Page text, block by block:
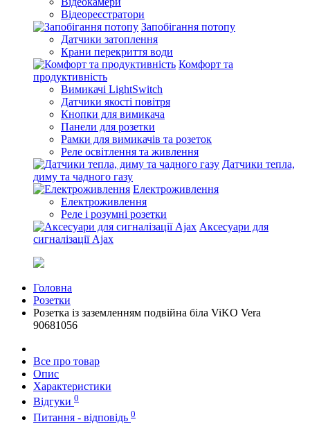
Відеореєстратори
Запобігання потопу
Датчики затоплення
Крани перекриття води
Комфорт та
продуктивність
Вимикачі LightSwitch
Датчики якості повітря
Кнопки для вимикача
Панели для розетки
Рамки для вимикачів та розеток
Реле освітлення та живлення
Датчики тепла,
диму та чадного газу
Електроживлення
Електроживлення
Реле і розумні розетки
Аксесуари для
сигналізації Ajax
Головна
Розетки
Розетка із заземленням подвійна біла ViKO Vera
90681056
Все про товар
Опис
Характеристики
Відгуки 0
Питання - відповідь 0